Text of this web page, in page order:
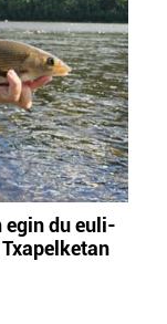
egin du euli-